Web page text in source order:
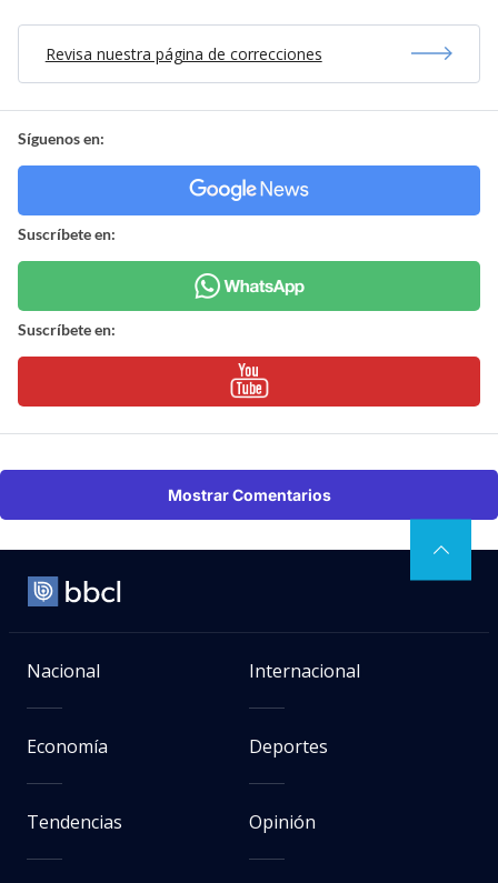
Revisa nuestra página de correcciones
Síguenos en:
Suscríbete en:
Suscríbete en:
Mostrar Comentarios
Nacional Internacional
Economía Deportes
Tendencias Opinión